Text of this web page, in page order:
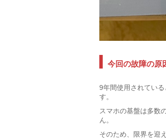
今回の故障の原
9年間使用されてい
す。
スマホの基盤は多数
ん。
そのため、限界を迎